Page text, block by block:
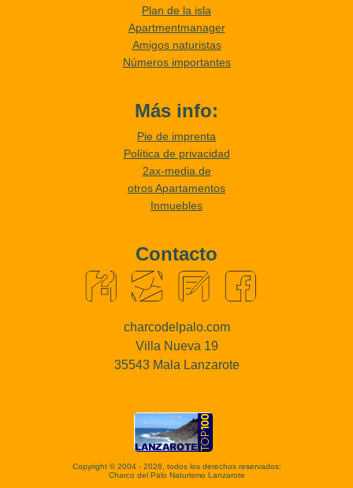
Plan de la isla
Apartmentmanager
Amigos naturistas
Números importantes
Más info:
Pie de imprenta
Política de privacidad
2ax-media.de
otros Apartamentos
Inmuebles
Contacto
charcodelpalo.com
Villa Nueva 19
35543 Mala Lanzarote
Copyright © 2004 - 2026, todos los derechos reservados:
Charco del Palo Naturismo Lanzarote